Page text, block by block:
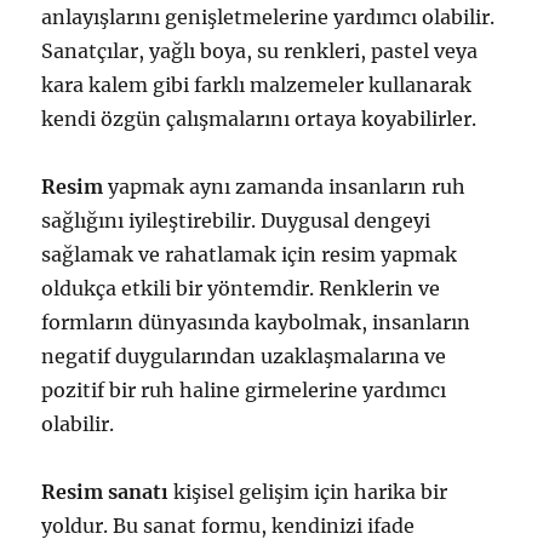
anlayışlarını genişletmelerine yardımcı olabilir.
Sanatçılar, yağlı boya, su renkleri, pastel veya
kara kalem gibi farklı malzemeler kullanarak
kendi özgün çalışmalarını ortaya koyabilirler.
Resim yapmak aynı zamanda insanların ruh
sağlığını iyileştirebilir. Duygusal dengeyi
sağlamak ve rahatlamak için resim yapmak
oldukça etkili bir yöntemdir. Renklerin ve
formların dünyasında kaybolmak, insanların
negatif duygularından uzaklaşmalarına ve
pozitif bir ruh haline girmelerine yardımcı
olabilir.
Resim sanatı kişisel gelişim için harika bir
yoldur. Bu sanat formu, kendinizi ifade